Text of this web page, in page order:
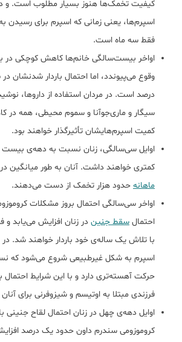
کیفیت تخمک‌ها هنوز بسیار مطلوب است. و
اسپرم‌ها، یعنی زمانی که اسپرم برای رسیدن به
فقط سه ماه است.
اواخر بیست‌سالگی خانم‌‌ها کاهش کوچکی در
درصد است. در مردان استفاده از داروها،
سیگار و ماری‌جوآنا و سموم محیطی، همه
کمیت اسپرم‌هایشان تأثیرگذار خواهند بود.
اوایل سی‌سالگی، زنان نسبت به دهه‌‌ی
کمتری خواهند داشت. آنان به طور میانگین
ماهانه حدود هزار تخمک از دست می‌دهند.
اواخر سی‌سالگی احتمال بروز مشکلات
احتمال سقط جنین
با تلاش یک ساله‌ی خود باردار خواهند شد. در
اسپرم به شکل غیرطبیعی شروع می‌شود که
حرکت آهسته‌‌تری دارد و با این شرایط احتمال
فرزندی مبتلا به اوتیسم و شیزوفرنی برای
اوایل دهه‌ی چهل در زنان احتمال لقاح جنینی
کروموزومی سندرم داون حدود یک درصد